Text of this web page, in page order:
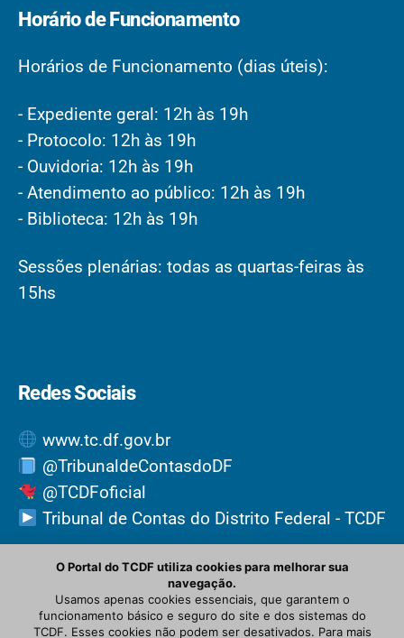
Horário de Funcionamento
Horários de Funcionamento (dias úteis):
- Expediente geral: 12h às 19h
- Protocolo: 12h às 19h
- Ouvidoria: 12h às 19h
- Atendimento ao público: 12h às 19h
- Biblioteca: 12h às 19h
Sessões plenárias: todas as quartas-feiras às
15hs
Redes Sociais
www.tc.df.gov.br
@TribunaldeContasdoDF
@TCDFoficial
Tribunal de Contas do Distrito Federal - TCDF
O Portal do TCDF utiliza cookies para melhorar sua
navegação.
Usamos apenas cookies essenciais, que garantem o
funcionamento básico e seguro do site e dos sistemas do
TCDF. Esses cookies não podem ser desativados. Para mais